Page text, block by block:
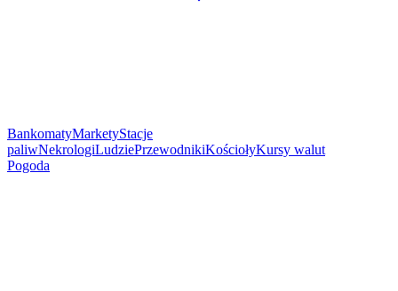
BankomatyMarketyStacje
paliwNekrologiLudziePrzewodnikiKościołyKursy walut
Pogoda